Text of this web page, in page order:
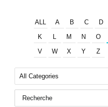
ALL A B C D
K
L M N O
V
W X Y Z